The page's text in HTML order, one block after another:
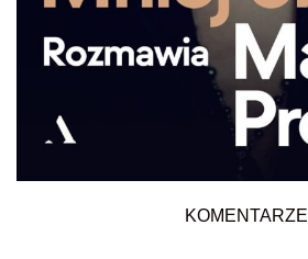
KOMENTARZE